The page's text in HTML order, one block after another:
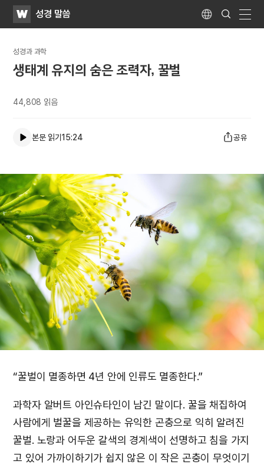
WATV성경 말씀 Language
Search
Submit
성경과 과학
생태계 유지의 숨은 조력자, 꿀벌
44,808 읽음
본문 읽기15:24 공유
“꿀벌이 멸종하면 4년 안에 인류도 멸종한다.”
과학자 알버트 아인슈타인이 남긴 말이다. 꿀을 채집하여
사람에게 벌꿀을 제공하는 유익한 곤충으로 익히 알려진
꿀벌. 노랑과 어두운 갈색의 경계색이 선명하고 침을 가지
고 있어 가까이하기가 쉽지 않은 이 작은 곤충이 무엇이기